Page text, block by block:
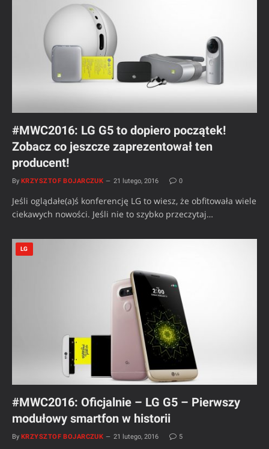
#MWC2016: LG G5 to dopiero początek!
Zobacz co jeszcze zaprezentował ten
producent!
By KRZYSZTOF BOJARCZUK 21 lutego, 2016 0
Jeśli oglądałe(a)ś konferencję LG to wiesz, że obfitowała wiele
ciekawych nowości. Jeśli nie to szybko przeczytaj…
LG
#MWC2016: Oficjalnie – LG G5 – Pierwszy
modułowy smartfon w historii
By KRZYSZTOF BOJARCZUK 21 lutego, 2016 5